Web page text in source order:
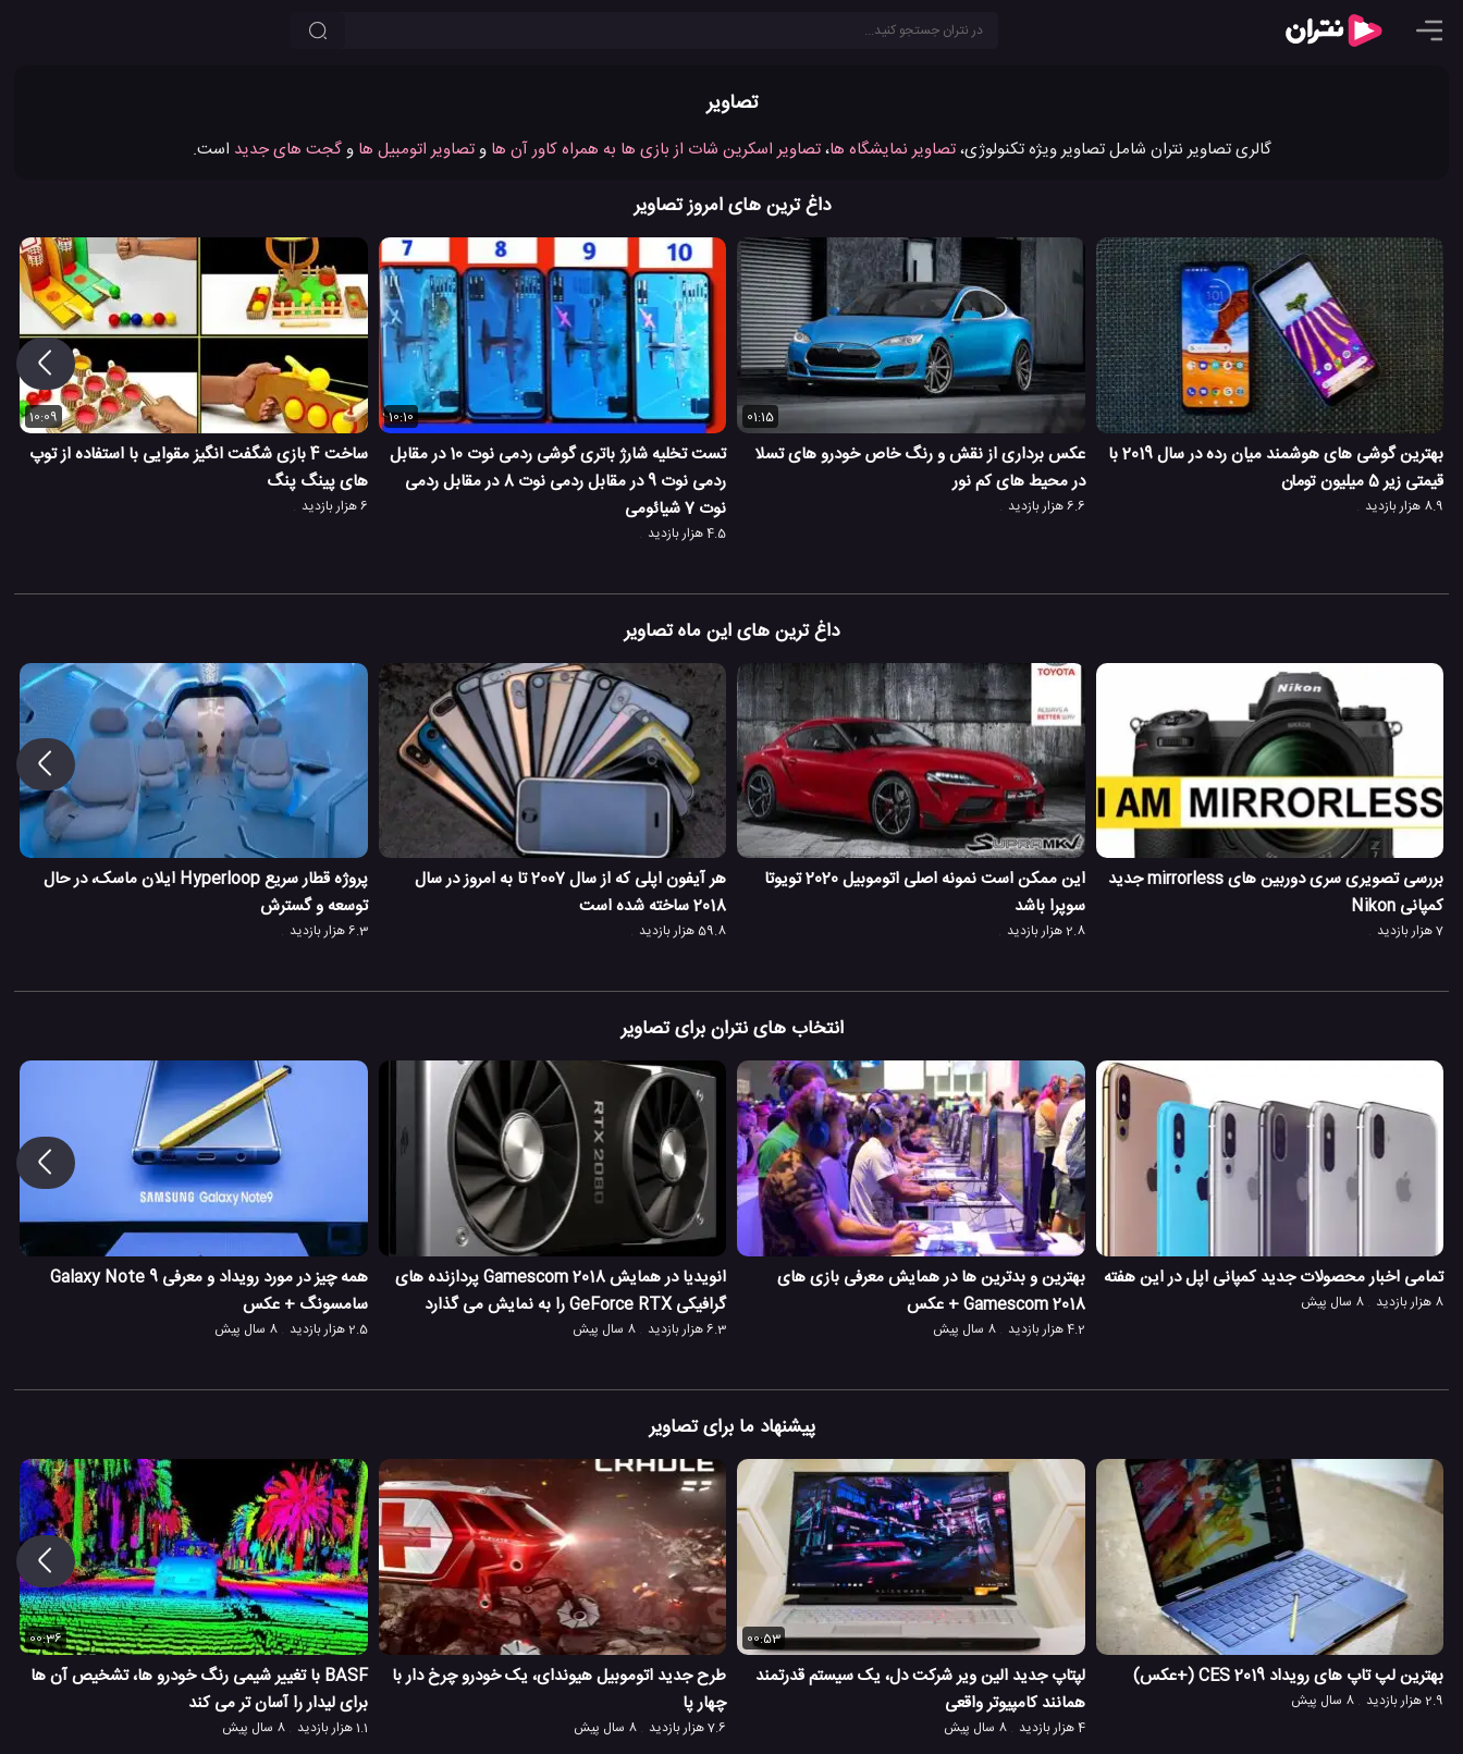
تصاویر
گالری تصاویر نتران شامل تصاویر ویژه تکنولوژی،تصاویر نمایشگاه ها،تصاویر اسکرین شات از بازی ها به همراه کاور آن ها وتصاویر اتومبیل ها وگجت های جدید است.
داغ ترین های امروز تصاویر
بهترین گوشی های هوشمند میان رده در سال 2019 با
قیمتی زیر 5 میلیون تومان
8.9 هزار بازدید
01:15
عکس برداری از نقش و رنگ خاص خودرو های تسلا
در محیط های کم نور
6.6 هزار بازدید
10:10
تست تخلیه شارژ باتری گوشی ردمی نوت 10 در مقابل
ردمی نوت 9 در مقابل ردمی نوت 8 در مقابل ردمی
نوت 7 شیائومی
4.5 هزار بازدید
10:09
ساخت 4 بازی شگفت انگیز مقوایی با استفاده از توپ
های پینگ پنگ
6 هزار بازدید
داغ ترین های این ماه تصاویر
بررسی تصویری سری دوربین های mirrorless جدید
کمپانی Nikon
7 هزار بازدید
این ممکن است نمونه اصلی اتوموبیل 2020 تویوتا
سوپرا باشد
2.8 هزار بازدید
هر آیفون اپلی که از سال 2007 تا به امروز در سال
2018 ساخته شده است
59.8 هزار بازدید
پروژه قطار سریع Hyperloop ایلان ماسک، در حال
توسعه و گسترش
6.3 هزار بازدید
انتخاب های نتران برای تصاویر
تمامی اخبار محصولات جدید کمپانی اپل در این هفته
8 هزار بازدید 8 سال پیش
بهترین و بدترین ها در همایش معرفی بازی های
Gamescom 2018 + عکس
4.2 هزار بازدید 8 سال پیش
انویدیا در همایش Gamescom 2018 پردازنده های
گرافیکی GeForce RTX را به نمایش می گذارد
6.3 هزار بازدید 8 سال پیش
همه چیز در مورد رویداد و معرفی Galaxy Note 9
سامسونگ + عکس
2.5 هزار بازدید 8 سال پیش
پیشنهاد ما برای تصاویر
بهترین لپ تاپ های رویداد CES 2019 (+عکس)
2.9 هزار بازدید 8 سال پیش
00:53
لپتاپ جدید الین ویر شرکت دل، یک سیستم قدرتمند
همانند کامپیوتر واقعی
4 هزار بازدید 8 سال پیش
طرح جدید اتوموبیل هیوندای، یک خودرو چرخ دار با
چهار پا
7.6 هزار بازدید 8 سال پیش
00:36
BASF با تغییر شیمی رنگ خودرو ها، تشخیص آن ها
برای لیدار را آسان تر می کند
1.1 هزار بازدید 8 سال پیش